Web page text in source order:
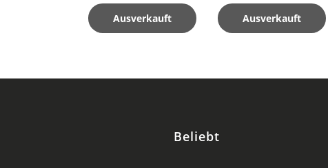
Ausverkauft Ausverkauft
Beliebt